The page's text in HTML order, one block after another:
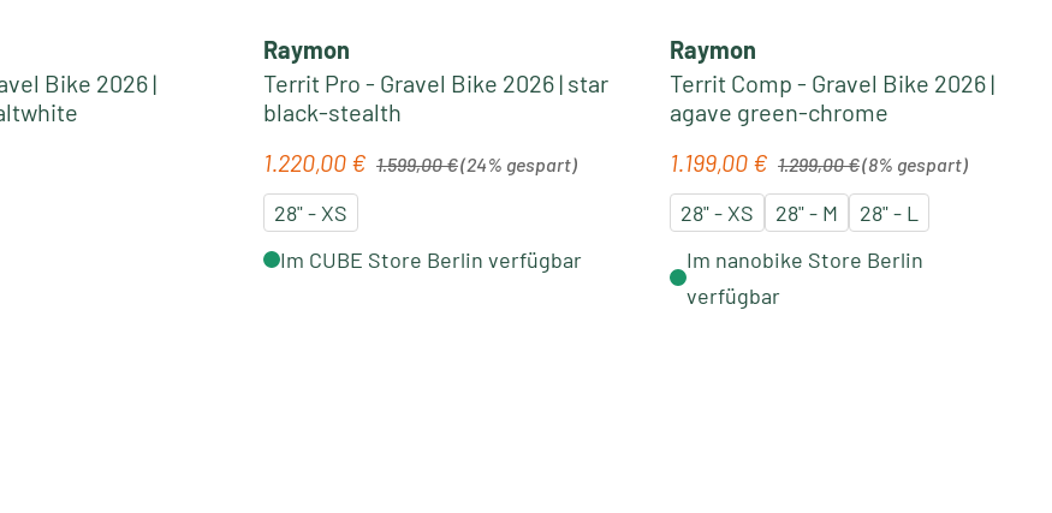
Bike 2026 |
Raymon
Territ Pro - Gravel Bike 2026 | star
black-stealth
Verkaufspreis:
1.220,00 € 1.599,00 €(24% gespart)
28" - XS
Im CUBE Store Berlin verfügbar
Raymon
Territ Comp - Gravel Bike 2026 |
agave green-chrome
Verkaufspreis:
1.199,00 € 1.299,00 €(8% gespart)
28" - XS 28" - M
28" - L
Im nanobike Store Berlin
verfügbar